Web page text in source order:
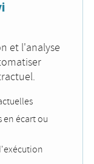
et l'analyse
en écart ou